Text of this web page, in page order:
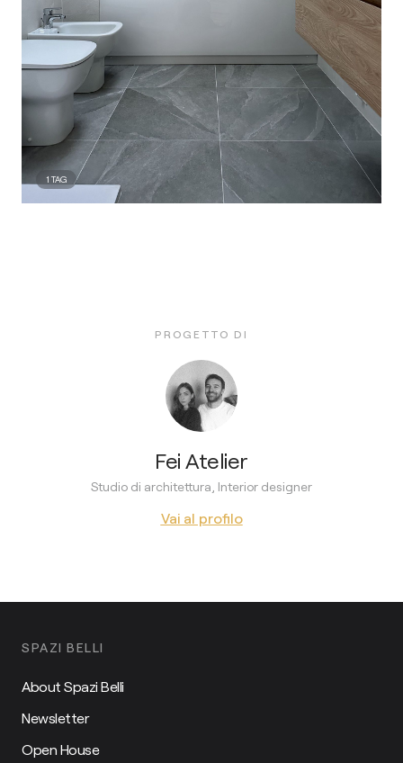
1 TAG
PROGETTO DI
Fei Atelier
Studio di architettura, Interior designer
Vai al profilo
SPAZI BELLI
About Spazi Belli
Newsletter
Open House